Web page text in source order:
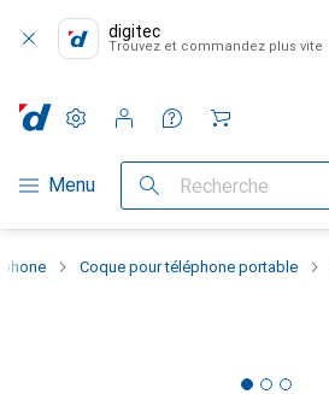
digitec
Trouvez et commandez plus vite
Navigation par catégorie
Menu Recherche
Paramètres
Compte client
Listes de comparaison
Listes d'envies
Panier
Coque pour téléphone portable